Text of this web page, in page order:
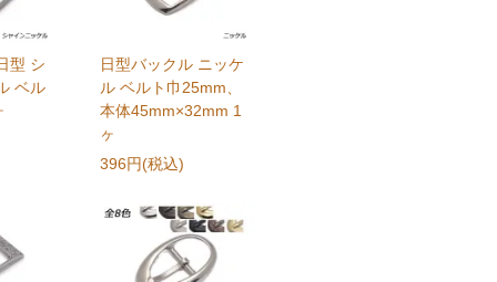
型 シ
ベル
日型バックル ニッケ
ル ベルト巾25mm、
本体45mm×32mm 1
ヶ
396円(税込)